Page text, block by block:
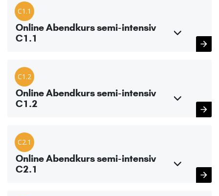
C1.1
Online Abendkurs semi-intensiv
C1.1
C1.2
Online Abendkurs semi-intensiv
C1.2
C2.1
Online Abendkurs semi-intensiv
C2.1